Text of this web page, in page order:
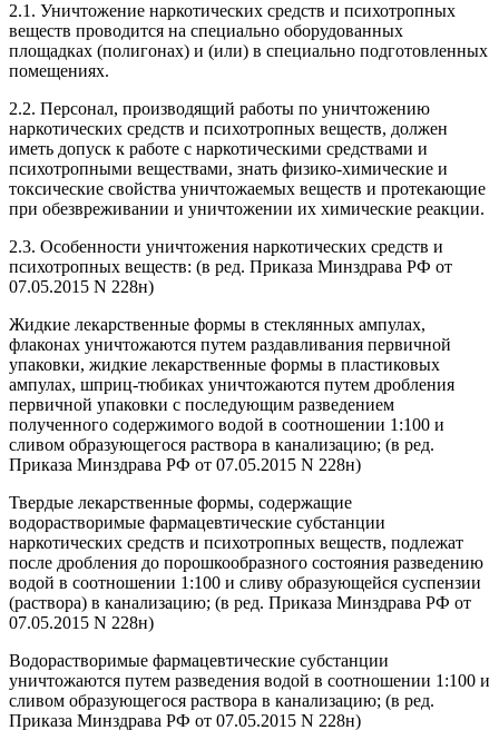
2.1. Уничтожение наркотических средств и психотропных
веществ проводится на специально оборудованных
площадках (полигонах) и (или) в специально подготовленных
помещениях.
2.2. Персонал, производящий работы по уничтожению
наркотических средств и психотропных веществ, должен
иметь допуск к работе с наркотическими средствами и
психотропными веществами, знать физико-химические и
токсические свойства уничтожаемых веществ и протекающие
при обезвреживании и уничтожении их химические реакции.
2.3. Особенности уничтожения наркотических средств и
психотропных веществ: (в ред. Приказа Минздрава РФ от
07.05.2015 N 228н)
Жидкие лекарственные формы в стеклянных ампулах,
флаконах уничтожаются путем раздавливания первичной
упаковки, жидкие лекарственные формы в пластиковых
ампулах, шприц-тюбиках уничтожаются путем дробления
первичной упаковки с последующим разведением
полученного содержимого водой в соотношении 1:100 и
сливом образующегося раствора в канализацию; (в ред.
Приказа Минздрава РФ от 07.05.2015 N 228н)
Твердые лекарственные формы, содержащие
водорастворимые фармацевтические субстанции
наркотических средств и психотропных веществ, подлежат
после дробления до порошкообразного состояния разведению
водой в соотношении 1:100 и сливу образующейся суспензии
(раствора) в канализацию; (в ред. Приказа Минздрава РФ от
07.05.2015 N 228н)
Водорастворимые фармацевтические субстанции
уничтожаются путем разведения водой в соотношении 1:100 и
сливом образующегося раствора в канализацию; (в ред.
Приказа Минздрава РФ от 07.05.2015 N 228н)